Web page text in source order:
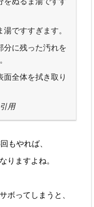
ですすぎます。
分に残った汚れを
全体を拭き取り
用
もやれば、
りますよね。
ボってしまうと、